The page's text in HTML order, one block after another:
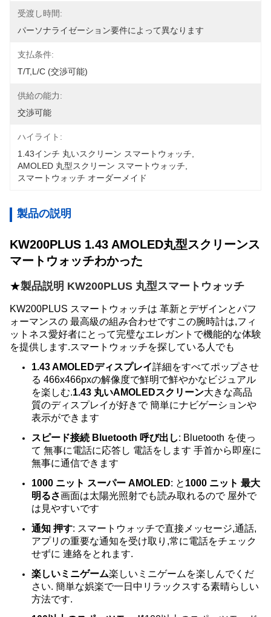
受渡し時間:
パーソナライゼーション要件によって異なります
支払条件:
T/T,L/C (交渉可能)
供給の能力:
交渉可能
ハイライト:
1.43インチ 丸いスクリーン スマートウォッチ
AMOLED 丸型スクリーン スマートウォッチ
スマートウォッチ オーダーメイド
製品の説明
KW200PLUS 1.43 AMOLED丸型スクリーンス
マートウォッチわかった
★製品説明 KW200PLUS 丸型スマートウォッチ
KW200PLUS スマートウォッチは 革新とデザインとパフ
ォーマンスの 最高級の組み合わせですこの腕時計は,フィ
ットネス愛好者にとって完璧なエレガントで機能的な体験
を提供します.スマートウォッチを探している人でも
1.43 AMOLEDディスプレイ詳細をすべてポップさせ
る 466x466pxの解像度で鮮明で鮮やかなビジュアル
を楽しむ.1.43 丸いAMOLEDスクリーン大きな高品
質のディスプレイが好きで 簡単にナビゲーションや
表示ができます
スピード接続 Bluetooth 呼び出し: Bluetooth を使っ
て 無事に電話に応答し 電話をします 手首から即座に
無事に通信できます
1000 ニット スーパー AMOLED: と 1000 ニット 最大
明るさ画面は太陽光照射でも読み取れるので 屋外で
は見やすいです
通知 押す: スマートウォッチで直接メッセージ,通話,
アプリの重要な通知を受け取り,常に電話をチェック
せずに 連絡をとれます.
楽しいミニゲーム楽しいミニゲームを楽しんでくだ
さい. 簡単な娯楽で一日中リラックスする素晴らしい
方法です.